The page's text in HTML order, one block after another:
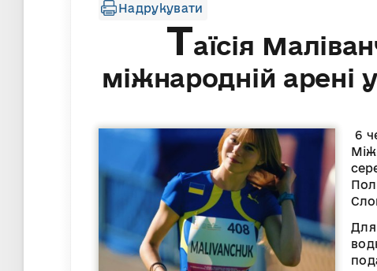
Надрукувати
Таїсія
міжнародній арені
6
Для